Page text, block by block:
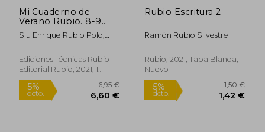
Rápido Rápido
Mi Cuaderno de
Verano Rubio. 8-9
Años
Slu Enrique Rubio Polo;
Ediciones Técnicas Rubio -
Editorial Rubio, 2021, 1
Edición, Grapado, Nuevo
Rubio Escritura 2
Ramón Rubio Silvestre
Rubio, 2021, Tapa Blanda,
Nuevo